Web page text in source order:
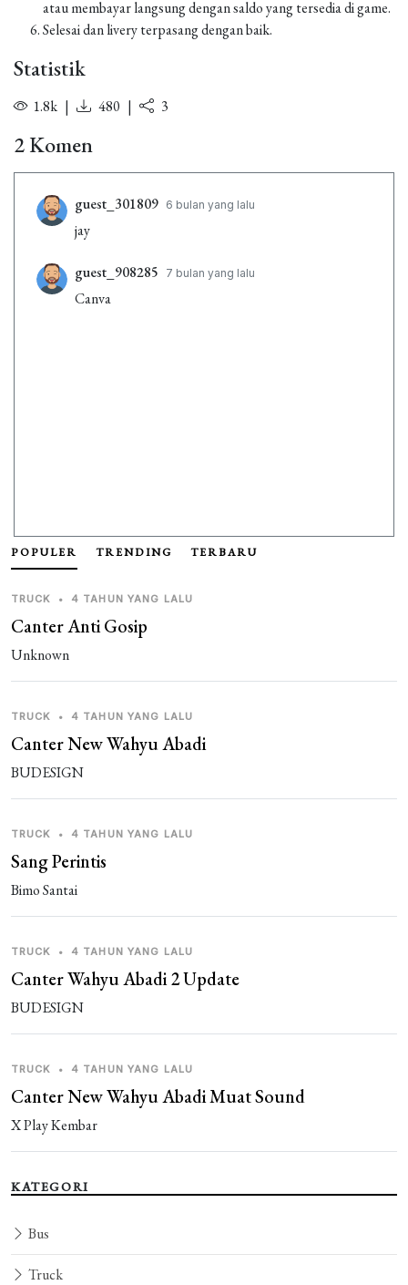
atau membayar langsung dengan saldo yang tersedia di game.
Selesai dan livery terpasang dengan baik.
Statistik
1.8k | 480 | 3
2 Komen
guest_301809 6 bulan yang lalu
jay
guest_908285 7 bulan yang lalu
Canva
POPULER TRENDING TERBARU
TRUCK • 4 TAHUN YANG LALU
Canter Anti Gosip
Unknown
TRUCK • 4 TAHUN YANG LALU
Canter New Wahyu Abadi
BUDESIGN
TRUCK • 4 TAHUN YANG LALU
Sang Perintis
Bimo Santai
TRUCK • 4 TAHUN YANG LALU
Canter Wahyu Abadi 2 Update
BUDESIGN
TRUCK • 4 TAHUN YANG LALU
Canter New Wahyu Abadi Muat Sound
X Play Kembar
KATEGORI
Bus
Truck